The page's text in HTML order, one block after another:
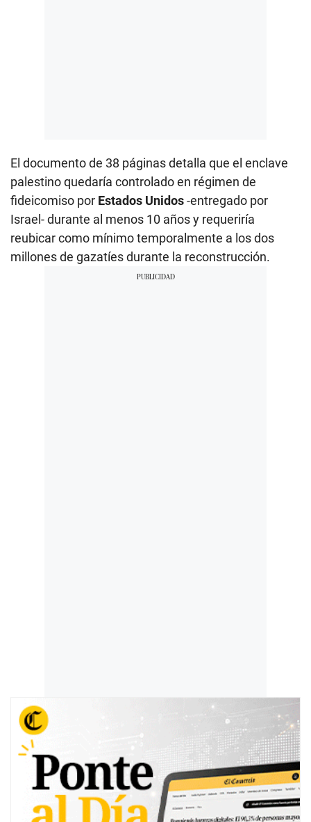
El documento de 38 páginas detalla que el enclave
palestino quedaría controlado en régimen de
fideicomiso por Estados Unidos-entregado por
Israel- durante al menos 10 años y requeriría
reubicar como mínimo temporalmente a los dos
millones de gazatíes durante la reconstrucción.